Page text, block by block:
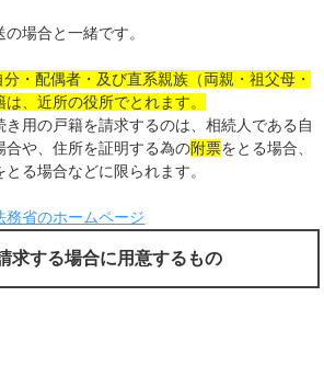
場合と一緒です。
・配偶者・及び直系親族（両親・祖父母・
、近所の役所でとれます。
用の戸籍を請求するのは、相続人である自
合や、住所を証明する為の附票をとる場合、
とる場合などに限られます。
務省のホームページ
求する場合に用意するもの